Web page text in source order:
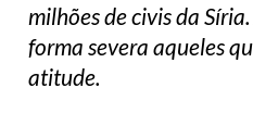
milhões de civis da
forma severa aqueles
atitude.